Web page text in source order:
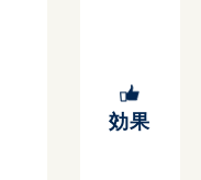
効果